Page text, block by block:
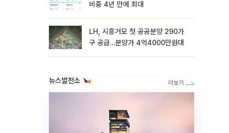
비중 4년 만에 최대
LH, 시흥거모 첫 공공분양 290가
구 공급…분양가 4억4000만원대
뉴스발전소